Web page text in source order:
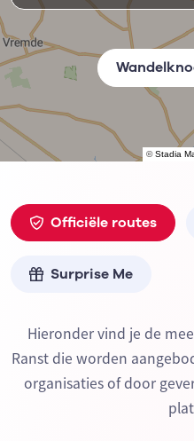
©Stadia
Officiële routes
Surprise Me
Hieronder vind je de
Ranst die worden
organisaties of door